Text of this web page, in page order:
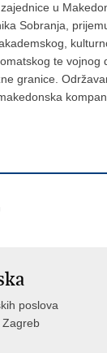
u
Sobranja,
te
granice.
poslova
Zagreb